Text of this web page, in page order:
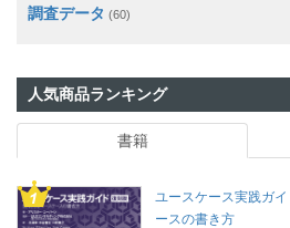
調査データ (60)
人気商品ランキング
書籍
ユースケース実践ガ
ースの書き方